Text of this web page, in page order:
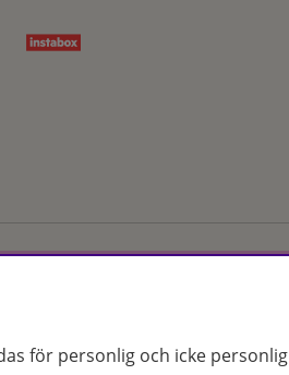
för personlig och icke personlig